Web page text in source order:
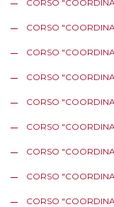
CORSO
CORSO
CORSO
CORSO
CORSO
CORSO
CORSO
CORSO
CORSO